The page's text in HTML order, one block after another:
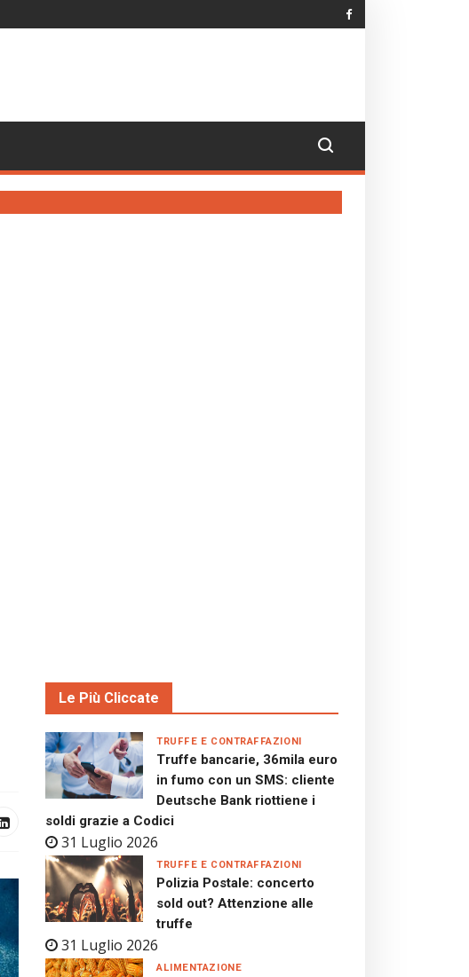
Le Più Cliccate
Truffe bancarie, 36mila euro
in fumo con un SMS: cliente
Deutsche Bank riottiene i
soldi grazie a Codici
31 Luglio 2026
TRUFFE E CONTRAFFAZIONI
Polizia Postale: concerto
sold out? Attenzione alle
truffe
31 Luglio 2026
TRUFFE E CONTRAFFAZIONI
ALIMENTAZIONE